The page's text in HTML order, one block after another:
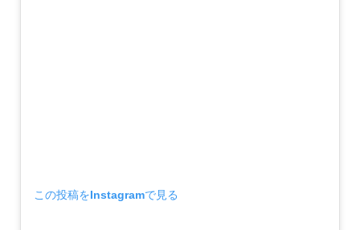
この投稿をInstagramで見る